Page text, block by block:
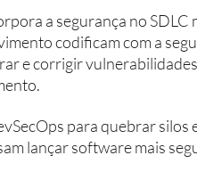
a segurança no SDLC
codificam com a
e corrigir
para quebrar silos
lançar software mais